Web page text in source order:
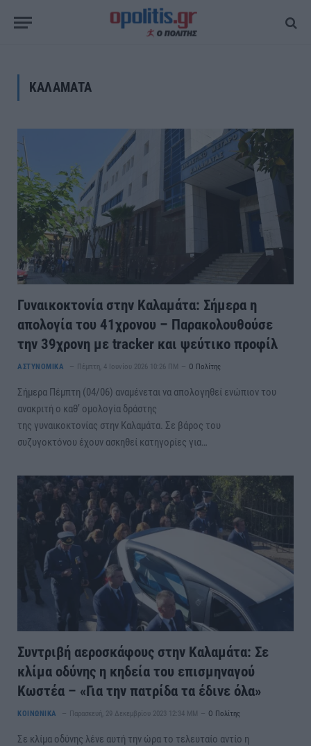
ΚΑΛΑΜΑΤΑ
Γυναικοκτονία στην Καλαμάτα: Σήμερα η
απολογία του 41χρονου – Παρακολουθούσε
την 39χρονη με tracker και ψεύτικο προφίλ
ΑΣΤΥΝΟΜΙΚΑ Πέμπτη, 4 Ιουνίου 2026 10:26 ΠΜ Ο Πολίτης
Σήμερα Πέμπτη (04/06) αναμένεται να απολογηθεί ενώπιον του
ανακριτή ο καθ’ ομολογία δράστης
της γυναικοκτονίας στην Καλαμάτα. Σε βάρος του
συζυγοκτόνου έχουν ασκηθεί κατηγορίες για…
Συντριβή αεροσκάφους στην Καλαμάτα: Σε
κλίμα οδύνης η κηδεία του επισμηναγού
Κωστέα – «Για την πατρίδα τα έδινε όλα»
ΚΟΙΝΩΝΙΚΑ Παρασκευή, 29 Δεκεμβρίου 2023 12:34 ΜΜ Ο Πολίτης
Σε κλίμα οδύνης λένε αυτή την ώρα το τελευταίο αντίο η